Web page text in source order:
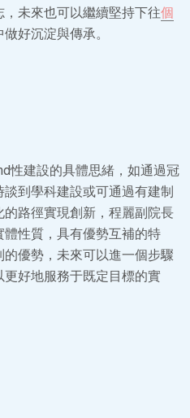
未來也可以繼續堅持下往個
好沉淀與傳承。
性建設的具體思緒，如通過冠
到學科建設或可通過有建制
的路徑實現創新，程麗副院長
性質，具有優勢互補的特
優勢，未來可以進一個步驟
好地服務于既定目標的實